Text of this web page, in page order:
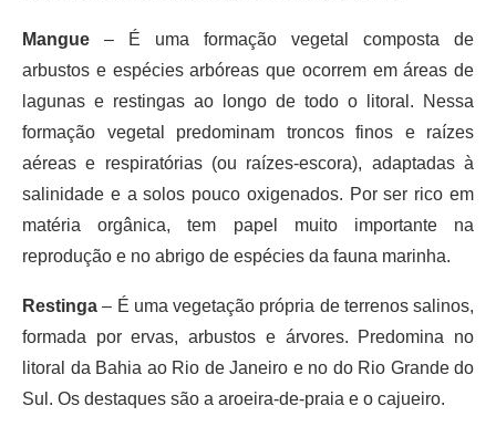
Mangue – É uma formação vegetal composta de
arbustos e espécies arbóreas que ocorrem em áreas de
lagunas e restingas ao longo de todo o litoral. Nessa
formação vegetal predominam troncos finos e raízes
aéreas e respiratórias (ou raízes-escora), adaptadas à
salinidade e a solos pouco oxigenados. Por ser rico em
matéria orgânica, tem papel muito importante na
reprodução e no abrigo de espécies da fauna marinha.
Restinga– É uma vegetação própria de terrenos salinos,
formada por ervas, arbustos e árvores. Predomina no
litoral da Bahia ao Rio de Janeiro e no do Rio Grande do
Sul. Os destaques são a aroeira-de-praia e o cajueiro.